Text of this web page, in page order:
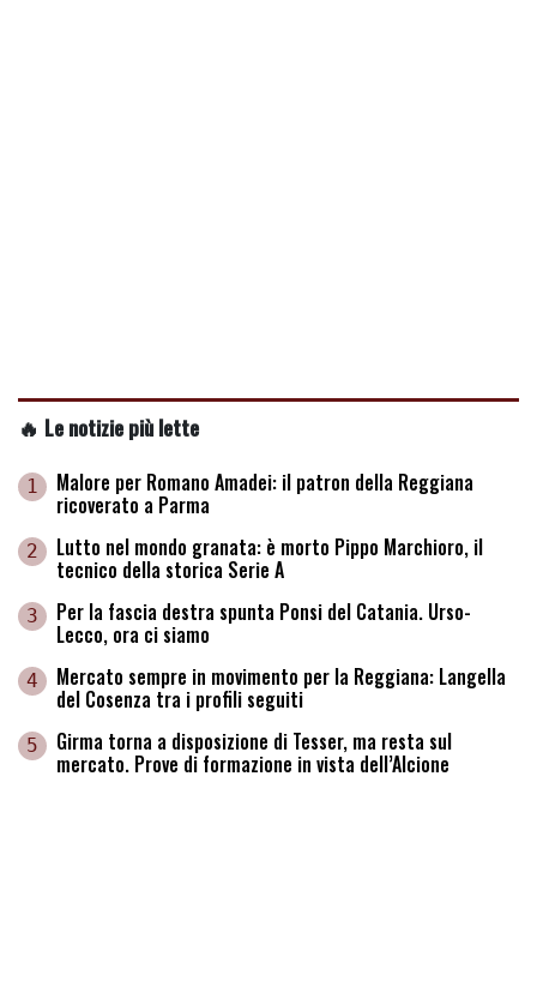
🔥 Le notizie più lette
1 Malore per Romano Amadei: il patron della Reggiana
ricoverato a Parma
2 Lutto nel mondo granata: è morto Pippo Marchioro, il
tecnico della storica Serie A
3 Per la fascia destra spunta Ponsi del Catania. Urso-
Lecco, ora ci siamo
4 Mercato sempre in movimento per la Reggiana: Langella
del Cosenza tra i profili seguiti
5 Girma torna a disposizione di Tesser, ma resta sul
mercato. Prove di formazione in vista dell’Alcione